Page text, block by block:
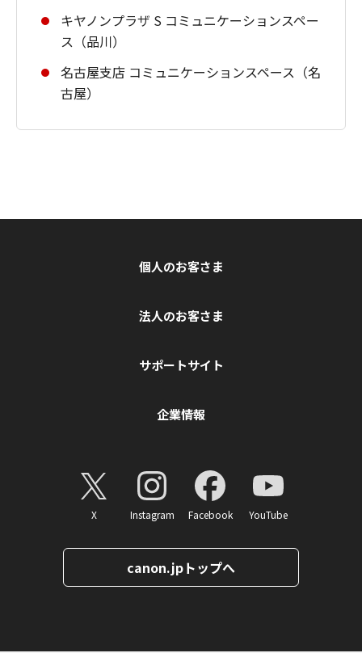
キヤノンプラザ S コミュニケーションスペー
ス（品川）
名古屋支店 コミュニケーションスペース（名
古屋）
個人のお客さま
法人のお客さま
サポートサイト
企業情報
X Instagram Facebook YouTube
canon.jpトップへ